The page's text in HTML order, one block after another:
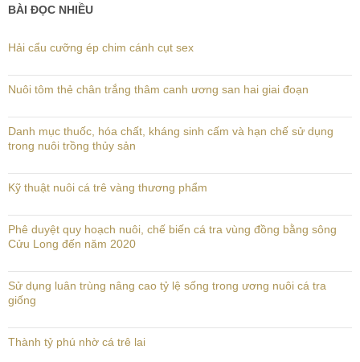
BÀI ĐỌC NHIỀU
Hải cẩu cưỡng ép chim cánh cụt sex
Nuôi tôm thẻ chân trắng thâm canh ương san hai giai đoạn
Danh mục thuốc, hóa chất, kháng sinh cấm và hạn chế sử dụng
trong nuôi trồng thủy sản
Kỹ thuật nuôi cá trê vàng thương phẩm
Phê duyệt quy hoạch nuôi, chế biến cá tra vùng đồng bằng sông
Cửu Long đến năm 2020
Sử dụng luân trùng nâng cao tỷ lệ sống trong ương nuôi cá tra
giống
Thành tỷ phú nhờ cá trê lai